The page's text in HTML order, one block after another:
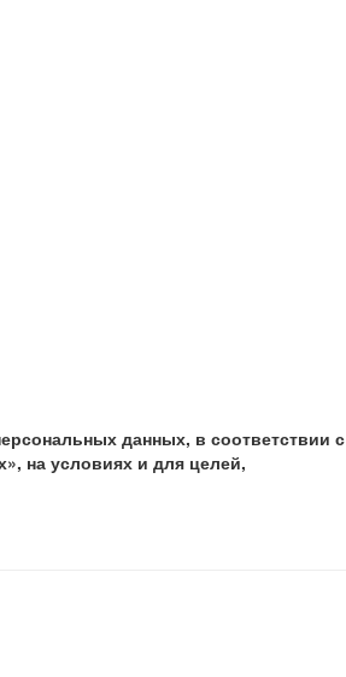
данных, в соответствии с
на условиях и для целей,